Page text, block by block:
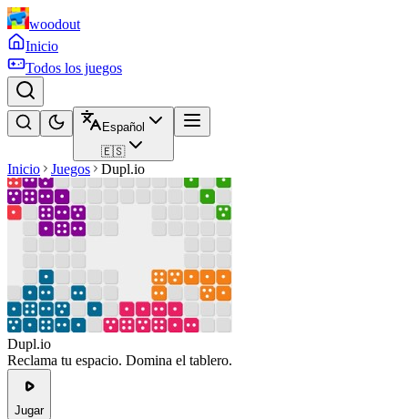
woodout
Inicio
Todos los juegos
Español
🇪🇸
Inicio Juegos Dupl.io
Dupl.io
Reclama tu espacio. Domina el tablero.
Jugar